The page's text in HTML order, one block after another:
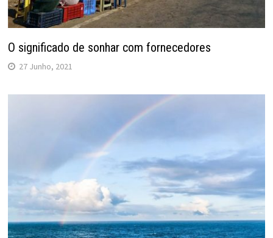
O significado de sonhar com fornecedores
27 Junho, 2021